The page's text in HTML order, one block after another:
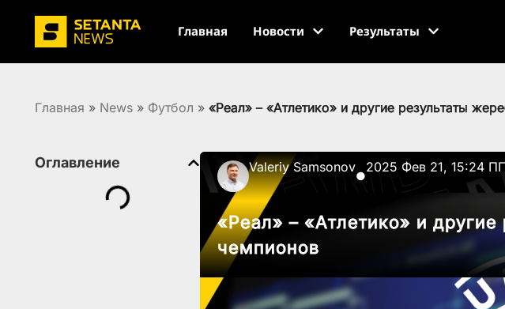
Главная Новости Результаты
Главная » News » Футбол » «Реал» – «Атлетико» и другие результаты
Оглавление Valeriy Samsonov
●
2025 Фев 21, 15:24
«Реал» – «Атлетико» и
чемпионов